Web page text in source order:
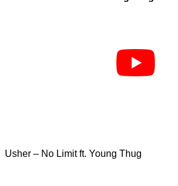
Usher – No Limit ft. Young Thug